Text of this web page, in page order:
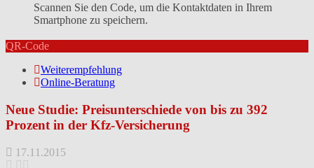
Scannen Sie den Code, um die Kontaktdaten in Ihrem
Smartphone zu speichern.
QR-Code
Weiterempfehlung
Online-Beratung
Neue Studie: Preisunterschiede von bis zu 392
Prozent in der Kfz-Versicherung
17.11.2015